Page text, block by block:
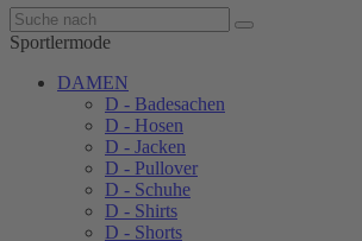
Sportlermode
DAMEN
D - Badesachen
D - Hosen
D - Jacken
D - Pullover
D - Schuhe
D - Shirts
D - Shorts